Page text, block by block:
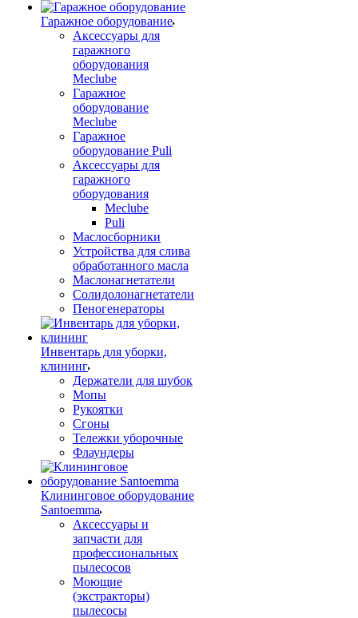
Гаражное оборудование
Аксессуары для
гаражного
оборудования
Meclube
Гаражное
оборудование
Meclube
Гаражное
оборудование Puli
Аксессуары для
гаражного
оборудования
Meclube
Puli
Маслосборники
Устройства для слива
обработанного масла
Маслонагнетатели
Солидолонагнетатели
Пеногенераторы
Инвентарь для уборки,
клининг
Держатели для шубок
Мопы
Рукоятки
Сгоны
Тележки уборочные
Флаундеры
Клининговое оборудование
Santoemma
Аксессуары и
запчасти для
профессиональных
пылесосов
Моющие
(экстракторы)
пылесосы